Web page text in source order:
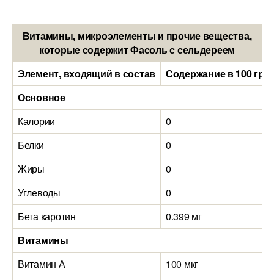
Витамины, микроэлементы и прочие вещества,
которые содержит Фасоль с сельдереем
Элемент, входящий в состав
Содержание в 100
Основное
Калории
0
Белки
0
Жиры
0
Углеводы
0
Бета каротин
0.399 мг
Витамины
Витамин А
100 мкг